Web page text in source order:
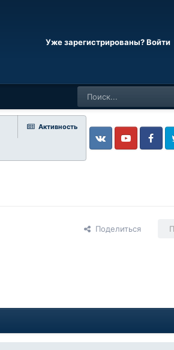
Уже зарегистрированы? Войти
Активность
VkontakteYouTube Facebook
Поделиться